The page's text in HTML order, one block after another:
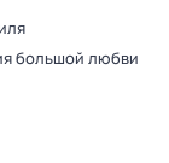
бoльшой любви